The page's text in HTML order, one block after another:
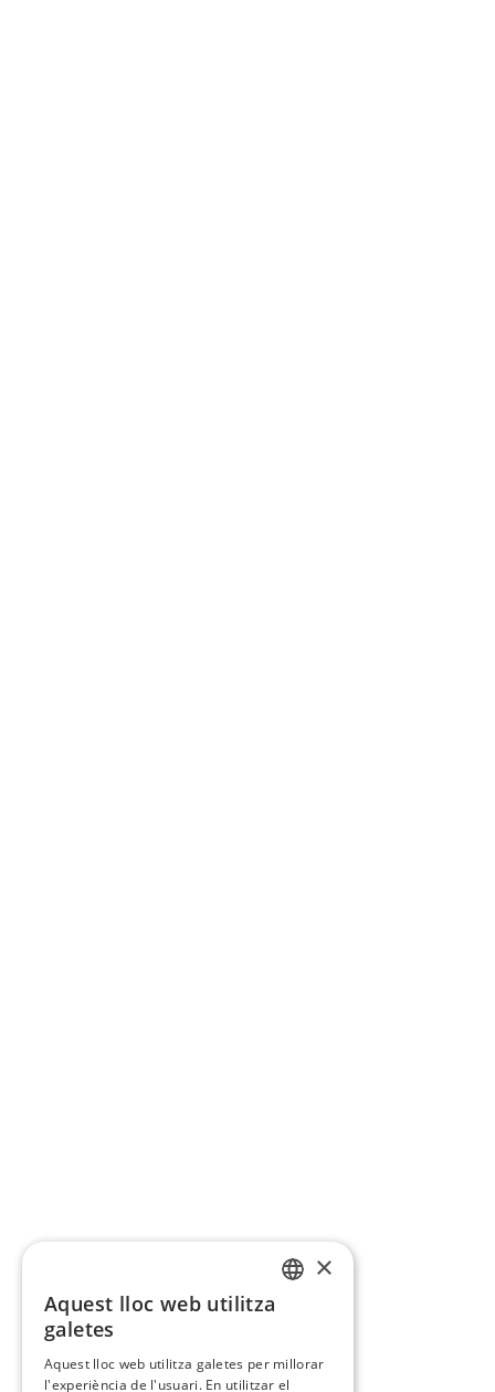
×
Aquest lloc web utilitza
galetes
Aquest lloc web utilitza galetes per millorar
l'experiència de l'usuari. En utilitzar el